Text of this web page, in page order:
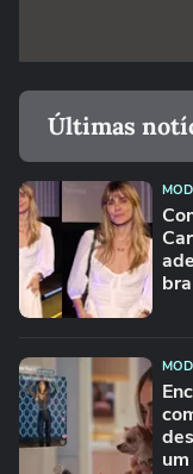
Últimas